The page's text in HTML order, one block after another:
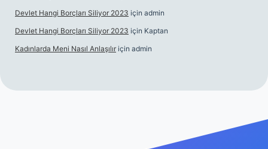
Devlet Hangi Borçları Siliyor 2023 için admin
Devlet Hangi Borçları Siliyor 2023 için Kaptan
Kadınlarda Meni Nasıl Anlaşılır için admin
Betexper giriş adresi